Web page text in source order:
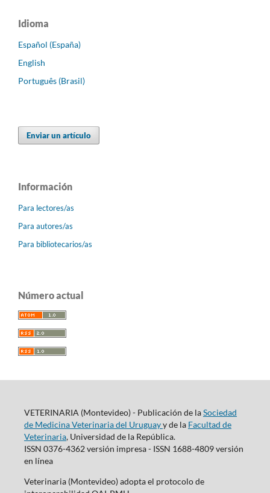
Idioma
Español (España)
English
Português (Brasil)
Enviar un artículo
Información
Para lectores/as
Para autores/as
Para bibliotecarios/as
Número actual
VETERINARIA (Montevideo) - Publicación de laSociedad
de Medicina Veterinaria del Uruguayy de la Facultad de
Veterinaria, Universidad de la República.
ISSN 0376-4362 versión impresa - ISSN 1688-4809 versión
en línea
Veterinaria (Montevideo) adopta el protocolo de